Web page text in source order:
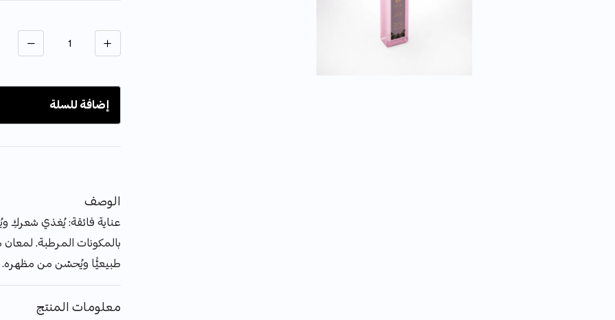
الكمية
إضافة للسلة
الوصف
عناية فائقة: يُغذي شعركِ
بالمكونات المرطبة.
طبيعيًّا ويُحسّن من مظهره.
معلومات المنتج